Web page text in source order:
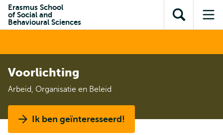
inhoud
Direct naar
subnavigatie
Erasmus School
of Social and
Behavioural Sciences
Toon
zoekveld
Voorlichting
Arbeid, Organisatie en Beleid
Ik ben geïnteresseerd!